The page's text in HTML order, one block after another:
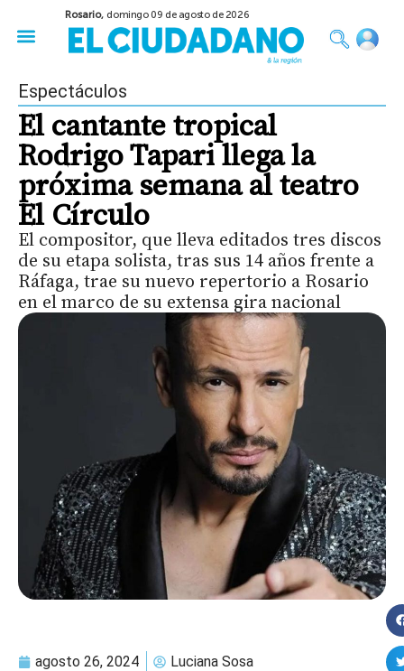
Rosario, domingo 09 de agosto de 2026
Espectáculos
El cantante tropical
Rodrigo Tapari llega la
próxima semana al teatro
El Círculo
El compositor, que lleva editados tres discos
de su etapa solista, tras sus 14 años frente a
Ráfaga, trae su nuevo repertorio a Rosario
en el marco de su extensa gira nacional
agosto 26, 2024 Luciana Sosa